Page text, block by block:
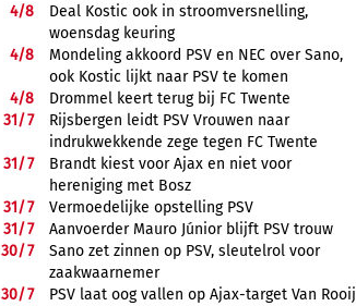
4/8
Deal Kostic ook in stroomversnelling,
woensdag keuring
4/8
Mondeling akkoord PSV en NEC over Sano,
ook Kostic lijkt naar PSV te komen
4/8
Drommel keert terug bij FC Twente
31/7
Rijsbergen leidt PSV Vrouwen naar
indrukwekkende zege tegen FC Twente
31/7
Brandt kiest voor Ajax en niet voor
hereniging met Bosz
31/7
Vermoedelijke opstelling PSV
31/7
Aanvoerder Mauro Júnior blijft PSV trouw
30/7
Sano zet zinnen op PSV, sleutelrol voor
zaakwaarnemer
30/7
PSV laat oog vallen op Ajax-target Van Rooij